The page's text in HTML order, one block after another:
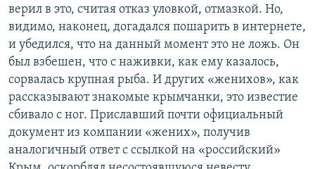
верил в это, считая отказ уловкой, отмазкой. Но,
видимо, наконец, догадался пошарить в интернете,
и убедился, что на данный момент это не ложь. Он
был взбешен, что с наживки, как ему казалось,
сорвалась крупная рыба. И других «женихов», как
рассказывают знакомые крымчанки, это известие
сбивало с ног. Приславший почти официальный
документ из компании «жених», получив
аналогичный ответ с ссылкой на «российский»